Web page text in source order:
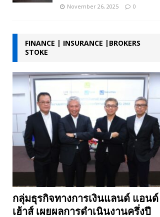
November 26, 2025 0
FINANCE | INSURANCE |BROKERS
STOKE
กลุ่มธุรกิจทางการเงินแลนด์ แอนด์
เฮ้าส์ เผยผลการดำเนินงานครึ่งปี